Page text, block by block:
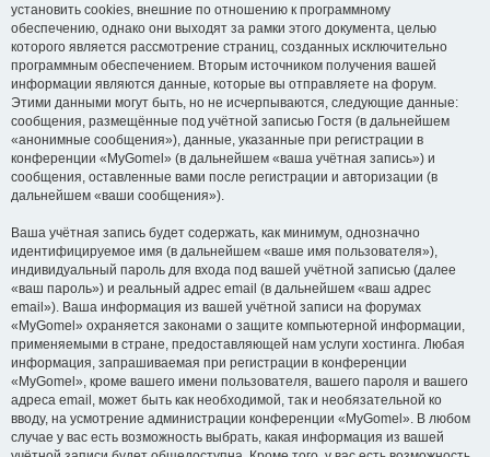
установить cookies, внешние по отношению к программному
обеспечению, однако они выходят за рамки этого документа, целью
которого является рассмотрение страниц, созданных исключительно
программным обеспечением. Вторым источником получения вашей
информации являются данные, которые вы отправляете на форум.
Этими данными могут быть, но не исчерпываются, следующие данные:
сообщения, размещённые под учётной записью Гостя (в дальнейшем
«анонимные сообщения»), данные, указанные при регистрации в
конференции «MyGomel» (в дальнейшем «ваша учётная запись») и
сообщения, оставленные вами после регистрации и авторизации (в
дальнейшем «ваши сообщения»).
Ваша учётная запись будет содержать, как минимум, однозначно
идентифицируемое имя (в дальнейшем «ваше имя пользователя»),
индивидуальный пароль для входа под вашей учётной записью (далее
«ваш пароль») и реальный адрес email (в дальнейшем «ваш адрес
email»). Ваша информация из вашей учётной записи на форумах
«MyGomel» охраняется законами о защите компьютерной информации,
применяемыми в стране, предоставляющей нам услуги хостинга. Любая
информация, запрашиваемая при регистрации в конференции
«MyGomel», кроме вашего имени пользователя, вашего пароля и вашего
адреса email, может быть как необходимой, так и необязательной ко
вводу, на усмотрение администрации конференции «MyGomel». В любом
случае у вас есть возможность выбрать, какая информация из вашей